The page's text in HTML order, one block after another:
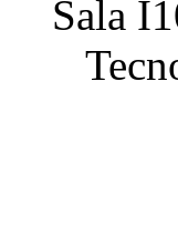
Sala